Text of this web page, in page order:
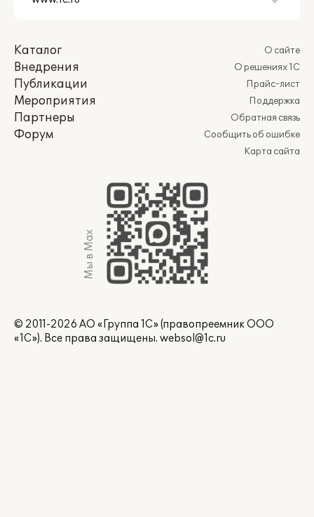
Каталог
Внедрения
Публикации
Мероприятия
Партнеры
Форум
О сайте
О решениях 1С
Прайс-лист
Поддержка
Обратная связь
Сообщить об ошибке
Карта сайта
Мы в Max
© 2011-2026 АО «Группа 1С» (правопреемник ООО
«1С»). Все права защищены. websol@1c.ru